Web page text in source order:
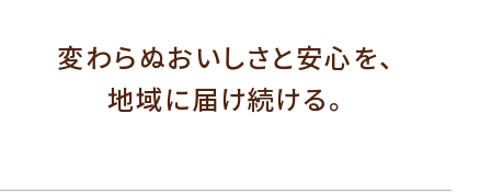
変わらぬおいしさと安心を、
地域に届け続ける。​